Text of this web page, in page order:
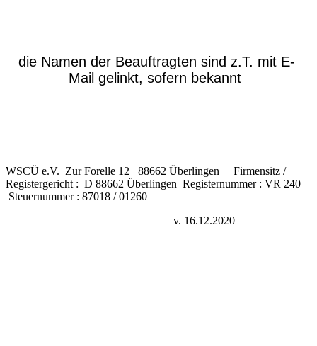
die Namen der Beauftragten sind z.T. mit E-
Mail gelinkt, sofern bekannt
WSCÜ e.V. Zur Forelle 12 88662 Überlingen Firmensitz /
Registergericht : D 88662 Überlingen Registernummer : VR 240
Steuernummer : 87018 / 01260
v. 16.12.2020